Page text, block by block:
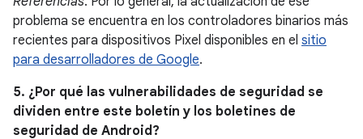
problema se encuentra en los controladores binarios más
recientes para dispositivos Pixel disponibles en el sitio
para desarrolladores de Google.
5. ¿Por qué las vulnerabilidades de seguridad se
dividen entre este boletín y los boletines de
seguridad de Android?